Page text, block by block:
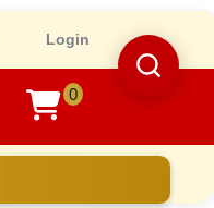
Login
shopping
cart
0